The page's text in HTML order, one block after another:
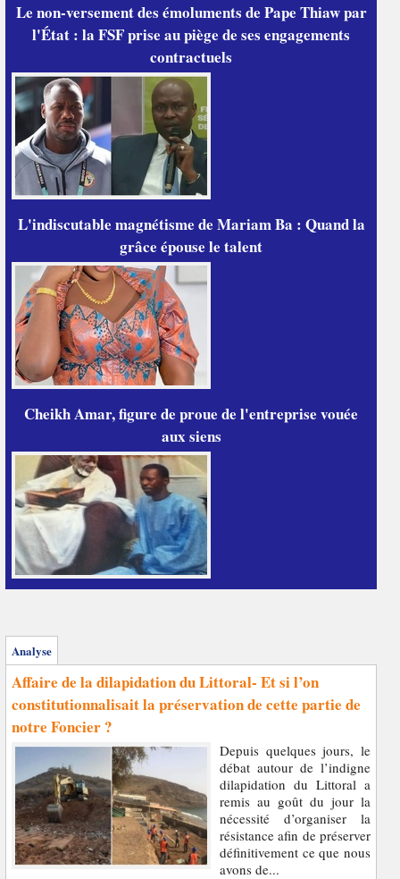
Le non-versement des émoluments de Pape Thiaw par
l'État : la FSF prise au piège de ses engagements
contractuels
L'indiscutable magnétisme de Mariam Ba : Quand la
grâce épouse le talent
Cheikh Amar, figure de proue de l'entreprise vouée
aux siens
Analyse
Affaire de la dilapidation du Littoral- Et si l’on
constitutionnalisait la préservation de cette partie de
notre Foncier ?
Depuis quelques jours, le
débat autour de l’indigne
dilapidation du Littoral a
remis au goût du jour la
nécessité d’organiser la
résistance afin de préserver
définitivement ce que nous
avons de...